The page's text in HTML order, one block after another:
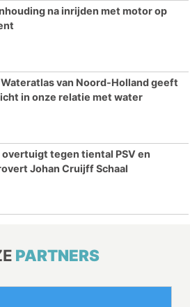
na inrijden met motor op
Wateratlas van Noord-Holland geeft
in onze relatie met water
overtuigt tegen tiental PSV en
Johan Cruijff Schaal
PARTNERS